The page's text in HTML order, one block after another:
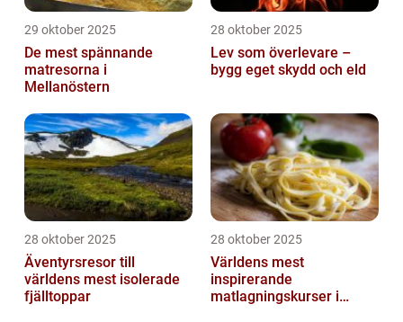
29 oktober 2025
De mest spännande
matresorna i
Mellanöstern
28 oktober 2025
Lev som överlevare –
bygg eget skydd och eld
28 oktober 2025
Äventyrsresor till
världens mest isolerade
fjälltoppar
28 oktober 2025
Världens mest
inspirerande
matlagningskurser i